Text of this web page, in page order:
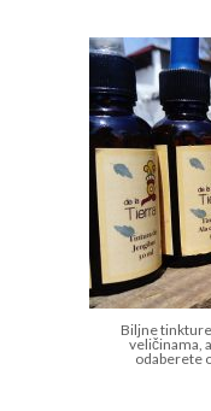
Biljne
veličinama,
odaberete